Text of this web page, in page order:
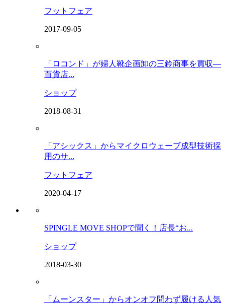
フットフェア
2017-09-05
「ロコンド」が婦人靴企画卸の三鈴商事を買収―
百貨店...
ショップ
2018-08-31
「アシックス」からマイクロウェーブ成型技術採
用のサ...
フットフェア
2020-04-17
SPINGLE MOVE SHOPで聞く！店長“お...
ショップ
2018-03-30
「ムーンスター」からオンオフ問わず履ける人気